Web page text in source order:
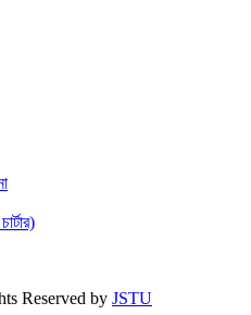
Reserved by JSTU